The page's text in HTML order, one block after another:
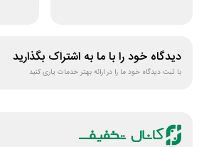
دیدگاه خود را با ما به اشتراک بگذارید
با ثبت دیدگاه خود ما را در ارائه بهتر خدمات یاری کنید